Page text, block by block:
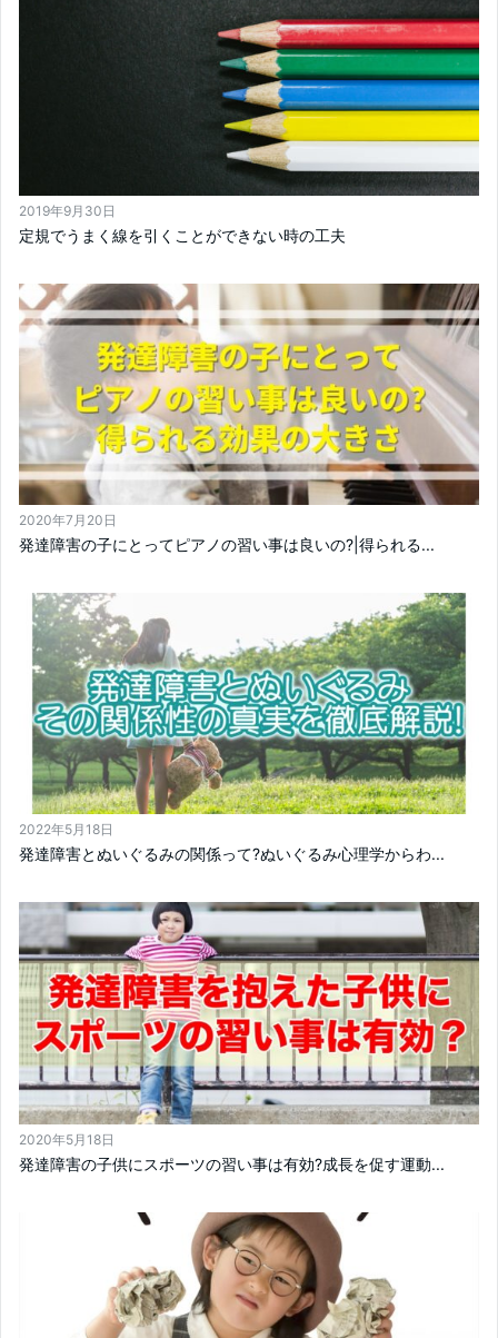
2019年9月30日
定規でうまく線を引くことができない時の工夫
2020年7月20日
発達障害の子にとってピアノの習い事は良いの?|得られる...
2022年5月18日
発達障害とぬいぐるみの関係って?ぬいぐるみ心理学からわ...
2020年5月18日
発達障害の子供にスポーツの習い事は有効?成長を促す運動...